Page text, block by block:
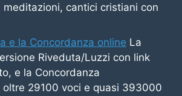
cantici cristiani con
e la Concordanza online La
Riveduta/Luzzi con link
e la Concordanza
oltre 29100 voci e quasi 393000